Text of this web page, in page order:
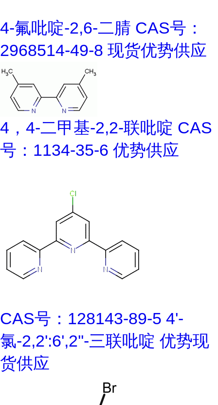
4-氟吡啶-2,6-二腈 CAS号：
2968514-49-8 现货优势供应
4，4-二甲基-2,2-联吡啶 CAS
号：1134-35-6 优势供应
CAS号：128143-89-5 4'-
氯-2,2':6',2''-三联吡啶 优势现
货供应